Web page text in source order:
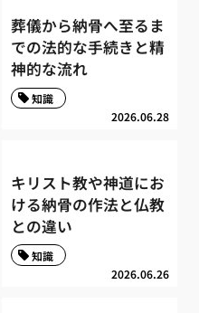
葬儀から納骨へ至るま
での法的な手続きと精
神的な流れ
2026.06.28
知識
キリスト教や神道にお
ける納骨の作法と仏教
との違い
2026.06.26
知識